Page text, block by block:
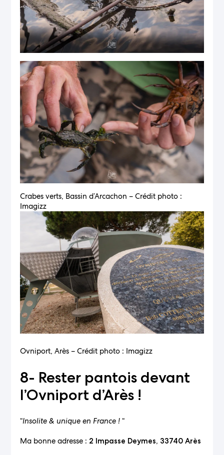
Crabes verts, Bassin d’Arcachon – Crédit photo :
Imagizz
Ovniport, Arès – Crédit photo : Imagizz
8- Rester pantois devant
l’Ovniport d’Arès !
“Insolite & unique en France ! “
Ma bonne adresse : 2 Impasse Deymes, 33740 Arès